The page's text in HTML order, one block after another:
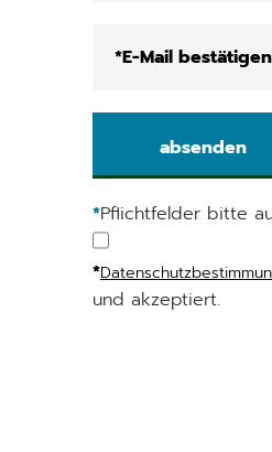
*Pflichtfelder bitte
*
und akzeptiert.